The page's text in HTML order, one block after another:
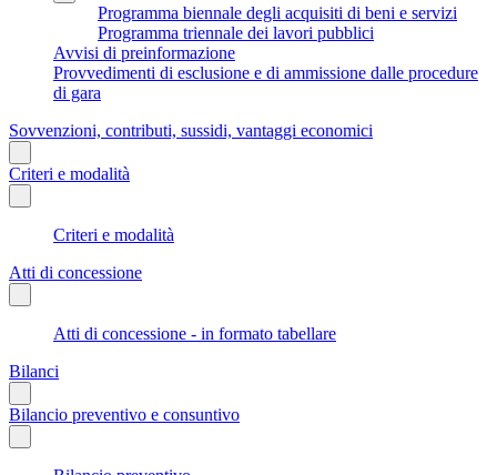
Programma biennale degli acquisiti di beni e servizi
Programma triennale dei lavori pubblici
Avvisi di preinformazione
Provvedimenti di esclusione e di ammissione dalle procedure
di gara
Sovvenzioni, contributi, sussidi, vantaggi economici
Criteri e modalità
Criteri e modalità
Atti di concessione
Atti di concessione - in formato tabellare
Bilanci
Bilancio preventivo e consuntivo